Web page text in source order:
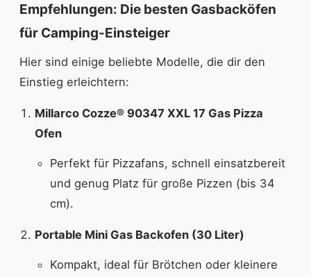
Empfehlungen: Die besten Gasbacköfen
für Camping-Einsteiger
Hier sind einige beliebte Modelle, die dir den
Einstieg erleichtern:
Millarco Cozze® 90347 XXL 17 Gas Pizza
Ofen
Perfekt für Pizzafans, schnell einsatzbereit
und genug Platz für große Pizzen (bis 34
cm).
Portable Mini Gas Backofen (30 Liter)
Kompakt, ideal für Brötchen oder kleinere